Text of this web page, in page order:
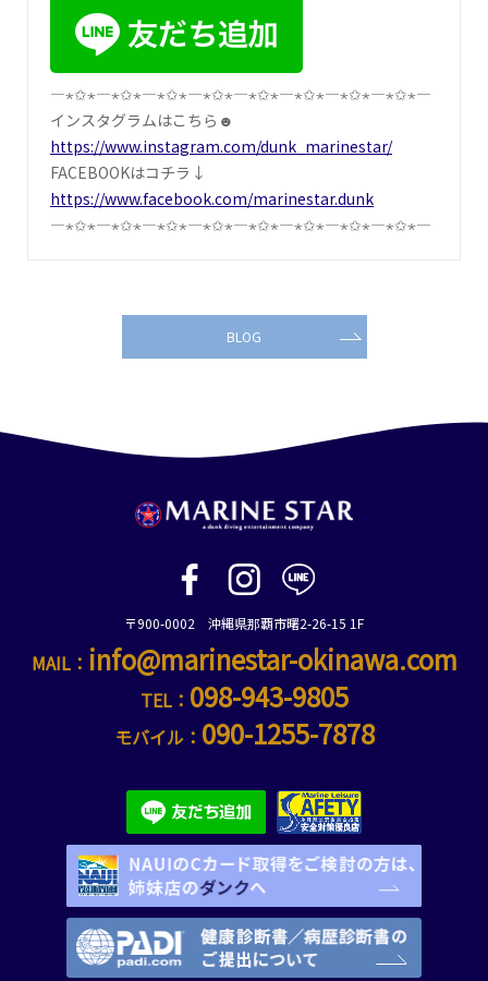
―⋆✩⋆―⋆✩⋆―⋆✩⋆―⋆✩⋆―⋆✩⋆―⋆✩⋆―⋆✩⋆―⋆✩⋆―
インスタグラムはこちら☻
https://www.instagram.com/dunk_marinestar/
FACEBOOKはコチラ↓
https://www.facebook.com/marinestar.dunk
―⋆✩⋆―⋆✩⋆―⋆✩⋆―⋆✩⋆―⋆✩⋆―⋆✩⋆―⋆✩⋆―⋆✩⋆―
BLOG
〒900-0002 沖縄県那覇市曙2-26-15 1F
MAIL： info@marinestar-okinawa.com
TEL： 098-943-9805
モバイル： 090-1255-7878